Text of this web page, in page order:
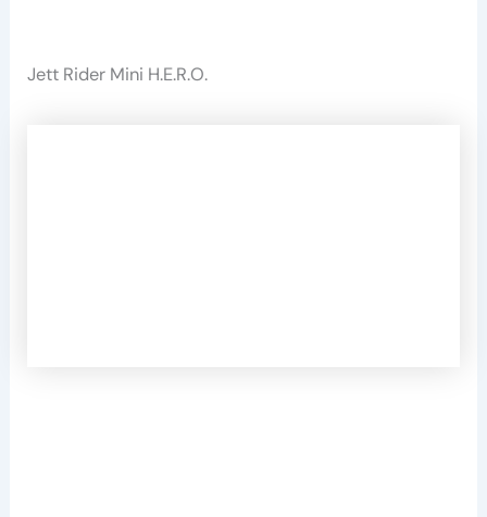
Jett Rider Mini H.E.R.O.